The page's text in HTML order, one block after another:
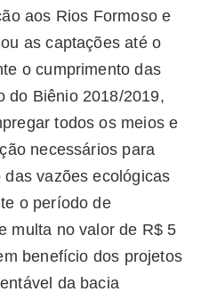
aos Rios Formoso e
as captações até o
o cumprimento das
do Biênio 2018/2019,
todos os meios e
necessários para
vazões ecológicas
o período de
multa no valor de R$ 5
benefício dos projetos
da bacia